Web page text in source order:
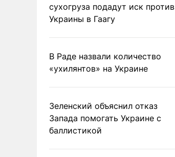
сухогруза подадут иск против
Украины в Гаагу
В Раде назвали количество
«ухилянтов» на Украине
Зеленский объяснил отказ
Запада помогать Украине с
баллистикой